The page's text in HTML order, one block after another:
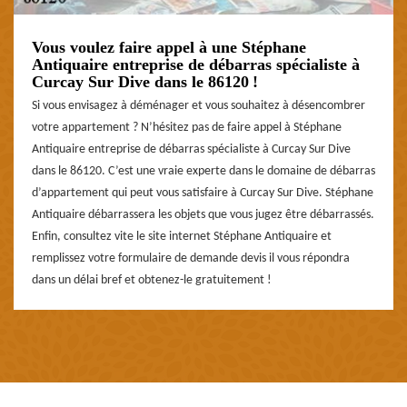
Vous voulez faire appel à une Stéphane
Antiquaire entreprise de débarras spécialiste à
Curcay Sur Dive dans le 86120 !
Si vous envisagez à déménager et vous souhaitez à désencombrer
votre appartement ? N’hésitez pas de faire appel à Stéphane
Antiquaire entreprise de débarras spécialiste à Curcay Sur Dive
dans le 86120. C’est une vraie experte dans le domaine de débarras
d’appartement qui peut vous satisfaire à Curcay Sur Dive. Stéphane
Antiquaire débarrassera les objets que vous jugez être débarrassés.
Enfin, consultez vite le site internet Stéphane Antiquaire et
remplissez votre formulaire de demande devis il vous répondra
dans un délai bref et obtenez-le gratuitement !